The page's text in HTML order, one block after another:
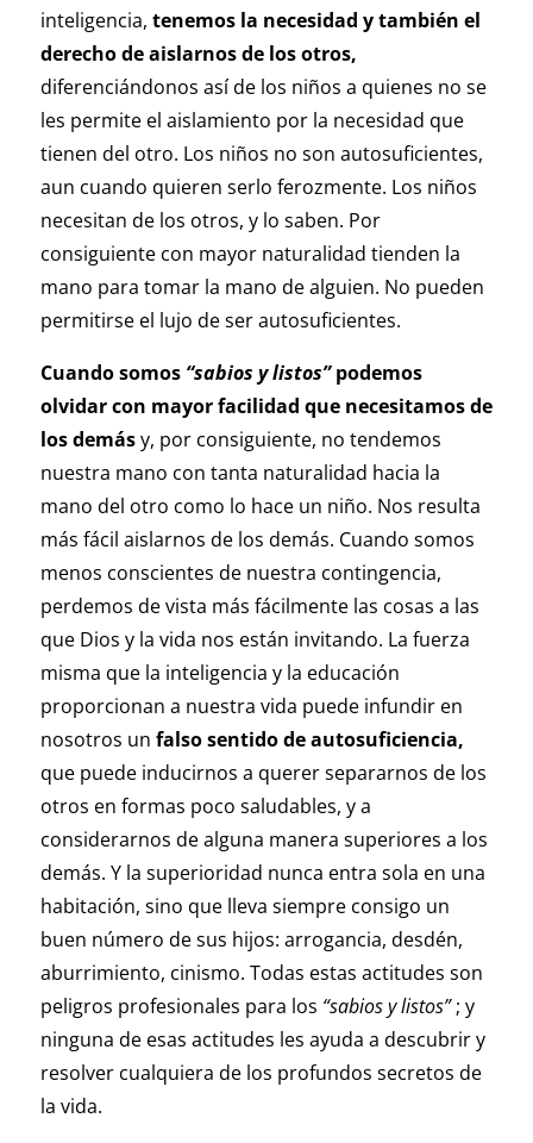
inteligencia, tenemos la necesidad y también el
derecho de aislarnos de los otros,
diferenciándonos así de los niños a quienes no se
les permite el aislamiento por la necesidad que
tienen del otro. Los niños no son autosuficientes,
aun cuando quieren serlo ferozmente. Los niños
necesitan de los otros, y lo saben. Por
consiguiente con mayor naturalidad tienden la
mano para tomar la mano de alguien. No pueden
permitirse el lujo de ser autosuficientes.
Cuando somos “sabios y listos”podemos
olvidar con mayor facilidad que necesitamos de
los demásy, por consiguiente, no tendemos
nuestra mano con tanta naturalidad hacia la
mano del otro como lo hace un niño. Nos resulta
más fácil aislarnos de los demás. Cuando somos
menos conscientes de nuestra contingencia,
perdemos de vista más fácilmente las cosas a las
que Dios y la vida nos están invitando. La fuerza
misma que la inteligencia y la educación
proporcionan a nuestra vida puede infundir en
nosotros un falso sentido de autosuficiencia,
que puede inducirnos a querer separarnos de los
otros en formas poco saludables, y a
considerarnos de alguna manera superiores a los
demás. Y la superioridad nunca entra sola en una
habitación, sino que lleva siempre consigo un
buen número de sus hijos: arrogancia, desdén,
aburrimiento, cinismo. Todas estas actitudes son
peligros profesionales para los “sabios y listos”; y
ninguna de esas actitudes les ayuda a descubrir y
resolver cualquiera de los profundos secretos de
la vida.